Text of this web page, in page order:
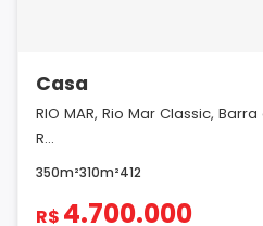
Casa
RIO MAR, Rio Mar Classic,
R...
350m²310m²412
R$ 4.700.000